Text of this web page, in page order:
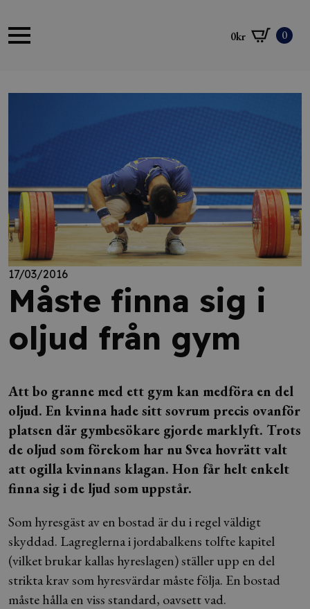
0kr 0
17/03/2016
Måste finna sig i
oljud från gym
Att bo granne med ett gym kan medföra en del
oljud. En kvinna hade sitt sovrum precis ovanför
platsen där gymbesökare gjorde marklyft. Trots
de oljud som förekom har nu Svea hovrätt valt
att ogilla kvinnans klagan. Hon får helt enkelt
finna sig i de ljud som uppstår.
Som hyresgäst av en bostad är du i regel väldigt
skyddad. Lagreglerna i jordabalkens tolfte kapitel
(vilket brukar kallas hyreslagen) ställer upp en del
strikta krav som hyresvärdar måste följa. En bostad
måste hålla en viss standard, oavsett vad.